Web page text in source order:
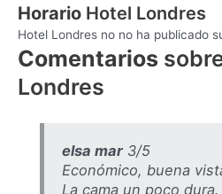
Horario Hotel Londres
Hotel Londres no no ha publicado
Comentarios
Londres
elsa mar3/5
Económico, buena
La cama un poco